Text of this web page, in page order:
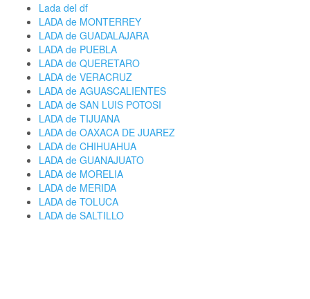
Lada del df
LADA de MONTERREY
LADA de GUADALAJARA
LADA de PUEBLA
LADA de QUERETARO
LADA de VERACRUZ
LADA de AGUASCALIENTES
LADA de SAN LUIS POTOSI
LADA de TIJUANA
LADA de OAXACA DE JUAREZ
LADA de CHIHUAHUA
LADA de GUANAJUATO
LADA de MORELIA
LADA de MERIDA
LADA de TOLUCA
LADA de SALTILLO